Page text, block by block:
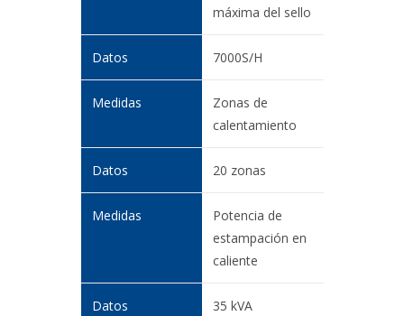
máxima del sello
7000S/H
Zonas de
calentamiento
20 zonas
Potencia de
estampación en
caliente
35 kVA